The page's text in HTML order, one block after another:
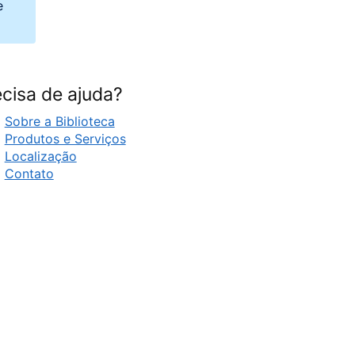
de ajuda?
Sobre a Biblioteca
Produtos e Serviços
Localização
Contato